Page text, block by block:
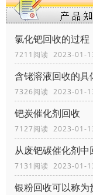
氯化钯回收的过程
7211阅读 2023-01-
含铑溶液回收的
7326阅读 2023-01-
钯炭催化剂回收
7127阅读 2023-01-
从废钯碳催化剂
7131阅读 2023-01-
银粉回收可以称